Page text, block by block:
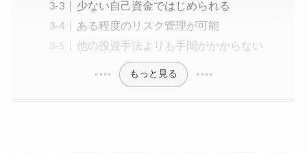
少ない自己資金ではじめられる
ある程度のリスク管理が可能
他の投資手法よりも手間がかからない
もっと見る